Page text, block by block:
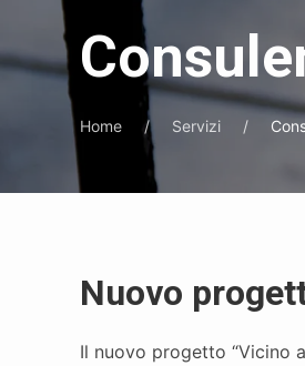
Home Servizi
Nuovo
Il nuovo progetto “Vicino